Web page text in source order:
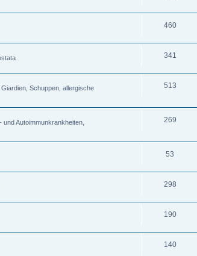
460
341
Schuppen, allergische
513
Autoimmunkrankheiten,
269
53
298
190
140